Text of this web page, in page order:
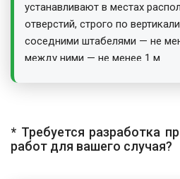
устанавливают в местах
отверстий, строго по
соседними штабелями — не
между ними — не менее 1 м.
основных осей постоянными
Приборы перед началом
* Требуется разработка
работ для вашего случая?